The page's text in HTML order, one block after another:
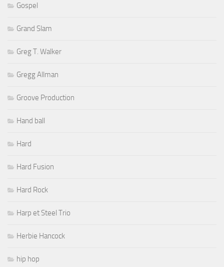
Gospel
Grand Slam
Greg T. Walker
Gregg Allman
Groove Production
Hand ball
Hard
Hard Fusion
Hard Rock
Harp et Steel Trio
Herbie Hancock
hip hop